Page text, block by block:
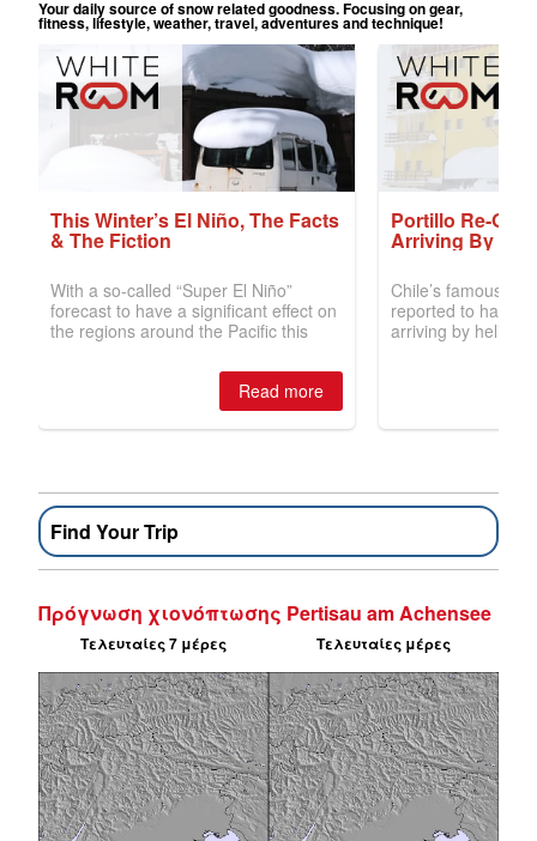
Find Your Trip
Πρόγνωση χιονόπτωσης Pertisau am Achensee
Τελευταίες 7 μέρες Τελευταίες μέρες